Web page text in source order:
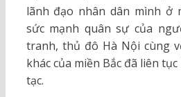
lãnh đạo nhân dân mình ở
sức mạnh quân sự của
tranh, thủ đô Hà Nội cùng
khác của miền Bắc đã liên
tạc.